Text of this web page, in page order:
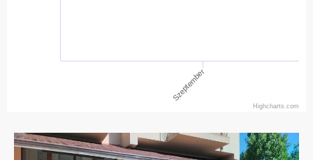
Szeptember
Highcharts.com